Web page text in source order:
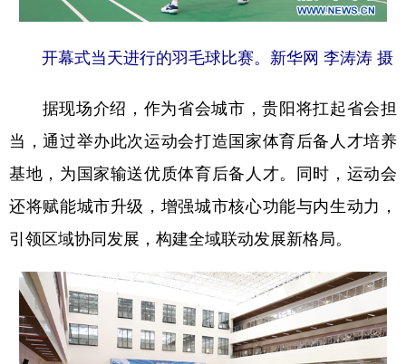
开幕式当天进行的羽毛球比赛。新华网 李涛涛 摄
据现场介绍，作为省会城市，贵阳将扛起省会担
当，通过举办此次运动会打造国家体育后备人才培养
基地，为国家输送优质体育后备人才。同时，运动会
还将赋能城市升级，增强城市核心功能与内生动力，
引领区域协同发展，构建全域联动发展新格局。